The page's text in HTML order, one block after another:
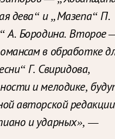
дева“ и „Мазепа“ П.
А. Бородина. Второе
в обработке
Г. Свиридова,
и мелодике,
авторской редакции
и ударных», —